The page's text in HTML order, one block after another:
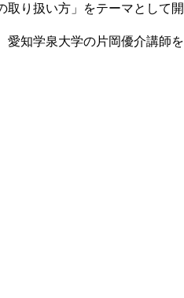
り扱い方」をテーマとして
知学泉大学の片岡優介講師